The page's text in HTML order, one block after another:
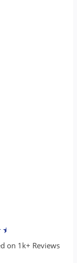
★
on 1k+ Reviews​